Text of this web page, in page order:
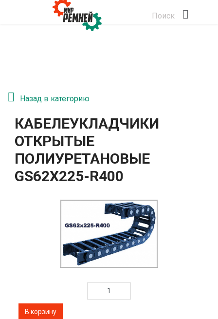
Поиск
Назад в категорию
КАБЕЛЕУКЛАДЧИКИ
ОТКРЫТЫЕ
ПОЛИУРЕТАНОВЫЕ
GS62Х225-R400